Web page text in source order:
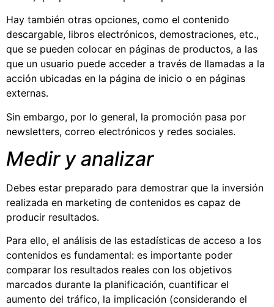
Hay también otras opciones, como el contenido
descargable, libros electrónicos, demostraciones, etc.,
que se pueden colocar en páginas de productos, a las
que un usuario puede acceder a través de llamadas a la
acción ubicadas en la página de inicio o en páginas
externas.
Sin embargo, por lo general, la promoción pasa por
newsletters, correo electrónicos y redes sociales.
Medir y analizar
Debes estar preparado para demostrar que la inversión
realizada en marketing de contenidos es capaz de
producir resultados.
Para ello, el análisis de las estadísticas de acceso a los
contenidos es fundamental: es importante poder
comparar los resultados reales con los objetivos
marcados durante la planificación, cuantificar el
aumento del tráfico, la implicación (considerando el